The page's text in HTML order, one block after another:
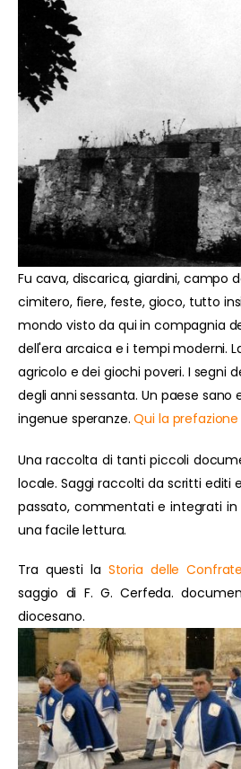
Fu cava, discarica, giardini, campo
cimitero, fiere, feste, gioco, tutto
mondo visto da qui in compagnia
dell'era arcaica e i tempi moderni.
agricolo e dei giochi poveri. I segni
degli anni sessanta. Un paese sano
ingenue speranze.Qui la prefazione
Una raccolta di tanti piccoli
locale. Saggi raccolti da scritti editi
passato, commentati e integrati in
una facile lettura.
Tra questi la Storia delle
saggio di F. G. Cerfeda.
diocesano.